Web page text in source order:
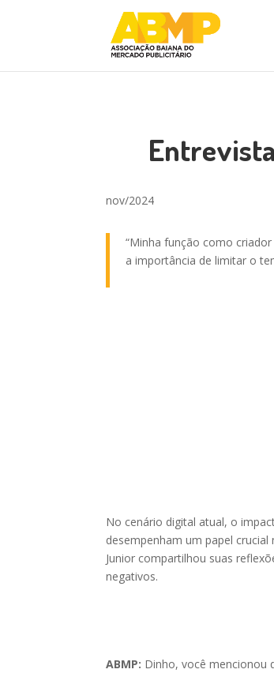
nov/2024
“Minha função como
a importância de limitar o
No cenário digital atual, o
desempenham um papel
Junior compartilhou suas
negativos.
ABMP: Dinho, você mencionou